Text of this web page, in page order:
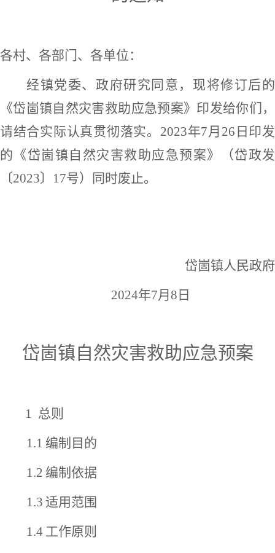
各村、各部门、各单位：
经镇党委、政府研究同意，现将修订后的
《岱崮镇自然灾害救助应急预案》印发给你们，
请结合实际认真贯彻落实。 2023年7月26日印发
的《岱崮镇自然灾害救助应急预案》（岱政发
〔2023〕 17号）同时废止。
岱崮镇人民政府
2024年7月 8 日
岱崮镇自然灾害救助应急预案
1 总则
1.1 编制目的
1.2 编制依据
1.3 适用范围
1.4 工作原则